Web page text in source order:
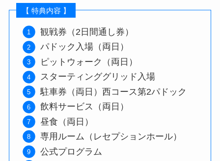
【 特典内容 】
観戦券（2日間通し券）
パドック入場（両日）
ピットウォーク（両日）
スターティンググリッド入場
駐車券（両日）西コース第2パドック
飲料サービス（両日）
昼食（両日）
専用ルーム（レセプションホール）
公式プログラム